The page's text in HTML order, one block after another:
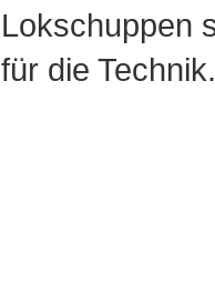
Lokschuppen
für die Technik.